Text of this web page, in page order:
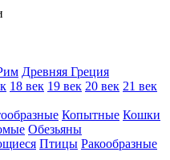
Древняя Греция
18 век 19 век 20 век 21 век
Копытные Кошки
Обезьяны
Птицы Ракообразные